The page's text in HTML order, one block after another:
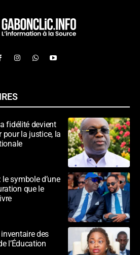
fidélité devient
pour la justice, la
symbole d’une
que le
des
l’Éducation